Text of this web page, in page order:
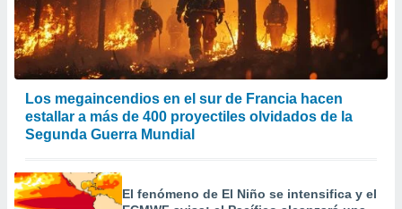
un
o acceder
perfiles
utilizar
Los megaincendios en el sur de Francia hacen
estallar a más de 400 proyectiles olvidados de la
Segunda Guerra Mundial
El fenómeno de El Niño se intensifica y el